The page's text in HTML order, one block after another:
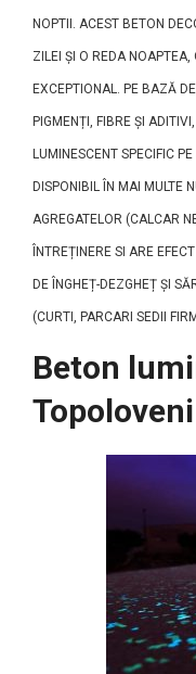
NOPTII. ACEST BETON
ZILEI ȘI O REDA
EXCEPTIONAL. PE BAZĂ
PIGMENȚI, FIBRE ȘI
LUMINESCENT SPECIFIC
DISPONIBIL ÎN MAI MULTE
AGREGATELOR (CALCAR
ÎNTREȚINERE SI ARE
DE ÎNGHEȚ-DEZGHEȚ ȘI
(CURTI, PARCARI SEDII
Beton
Topoloveni